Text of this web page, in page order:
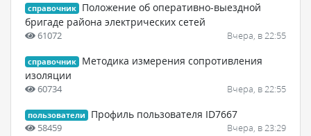
справочник
Положение об оперативно-выездной
бригаде района электрических сетей
61072 Вчера, в 22:55
справочник
Методика измерения сопротивления
изоляции
60734 Вчера, в 22:55
пользователи Профиль пользователя ID7667
58459 Вчера, в 23:29